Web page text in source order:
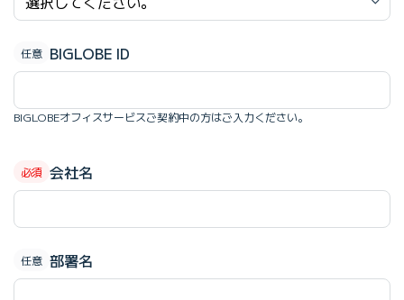
BIGLOBE ID
BIGLOBEオフィスサービスご契約中の方はご入力ください。
会社名
部署名